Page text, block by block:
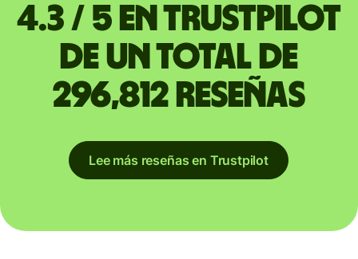
4.3 / 5 en Trustpilot
de un total de
296,812 reseñas
Lee más reseñas en Trustpilot